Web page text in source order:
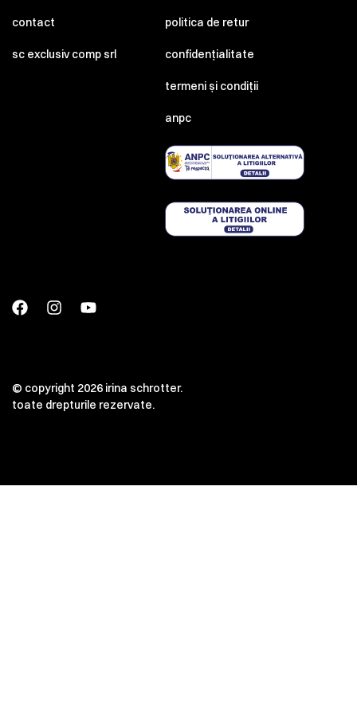
contact
sc exclusiv comp srl
politica de retur
confidențialitate
termeni și condiții
anpc
© copyright 2026 irina schrotter.
toate drepturile rezervate.